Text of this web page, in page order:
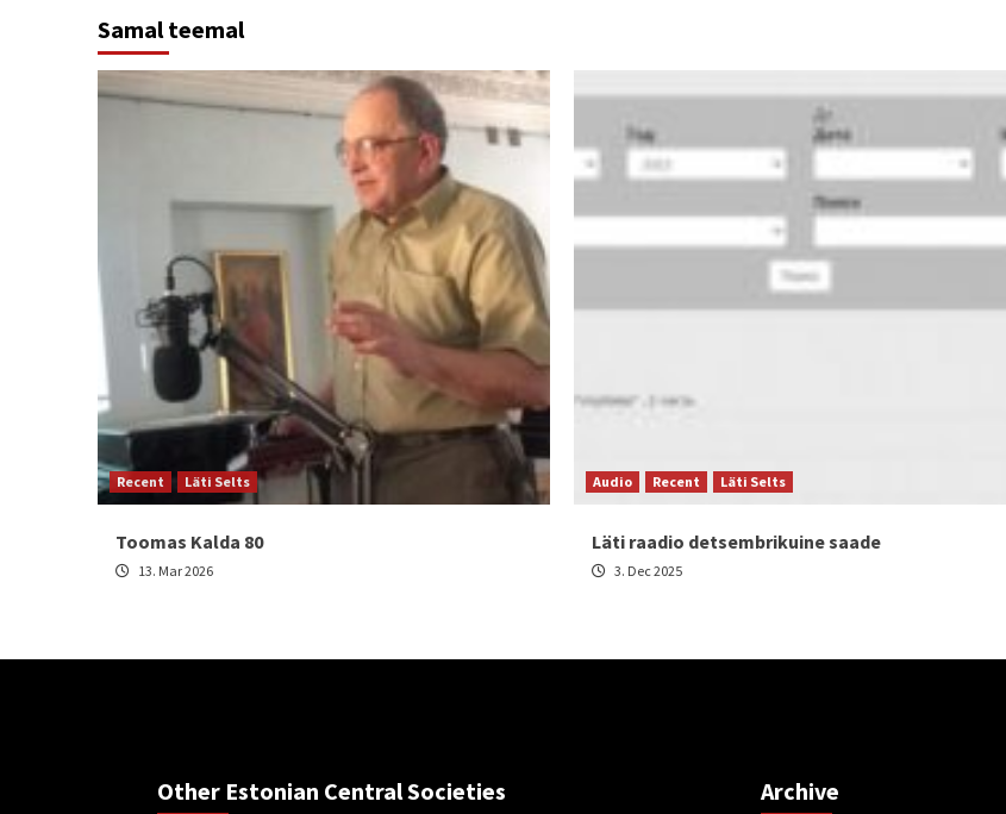
Samal teemal
Recent Läti Selts
Toomas Kalda 80
13. Mar 2026
Audio Recent Läti Selts
Läti raadio detsembrikuine saade
3. Dec 2025
Other Estonian Central Societies Archive